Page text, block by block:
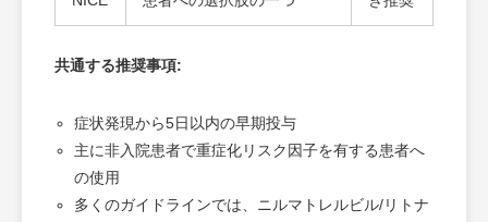
共通する推奨事項:
症状発現から5日以内の早期投与
主に非入院患者で重症化リスク因子を有する患者へ
の使用
多くのガイドラインでは、ニルマトレルビル/リトナ